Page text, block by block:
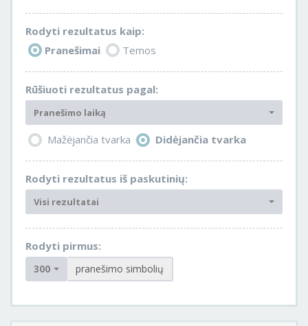
Rodyti rezultatus kaip:
Pranešimai
Temos
Rūšiuoti rezultatus pagal:
Pranešimo laiką
Mažėjančia tvarka Didėjančia tvarka
Rodyti rezultatus iš paskutinių:
Visi rezultatai
Rodyti pirmus:
300 pranešimo simbolių